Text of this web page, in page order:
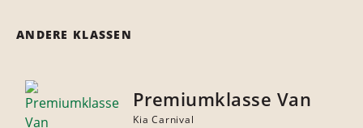
ANDERE KLASSEN
Premiumklasse Van
Kia Carnival